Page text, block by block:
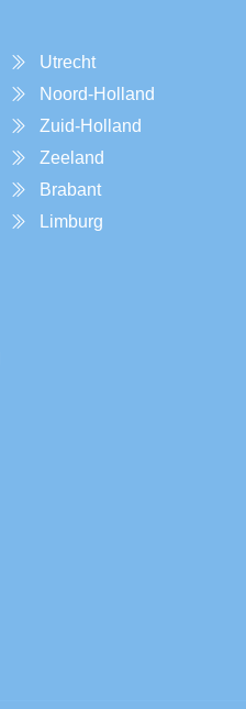
Utrecht
Noord-Holland
Zuid-Holland
Zeeland
Brabant
Limburg